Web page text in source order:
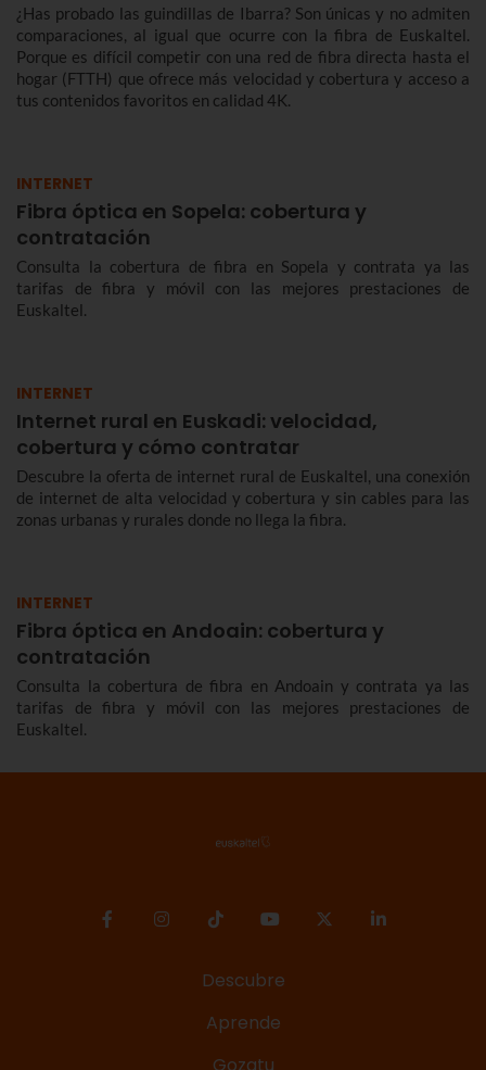
¿Has probado las guindillas de Ibarra? Son únicas y no admiten
comparaciones, al igual que ocurre con la fibra de Euskaltel.
Porque es difícil competir con una red de fibra directa hasta el
hogar (FTTH) que ofrece más velocidad y cobertura y acceso a
tus contenidos favoritos en calidad 4K.
INTERNET
Fibra óptica en Sopela: cobertura y
contratación
Consulta la cobertura de fibra en Sopela y contrata ya las
tarifas de fibra y móvil con las mejores prestaciones de
Euskaltel.
INTERNET
Internet rural en Euskadi: velocidad,
cobertura y cómo contratar
Descubre la oferta de internet rural de Euskaltel, una conexión
de internet de alta velocidad y cobertura y sin cables para las
zonas urbanas y rurales donde no llega la fibra.
INTERNET
Fibra óptica en Andoain: cobertura y
contratación
Consulta la cobertura de fibra en Andoain y contrata ya las
tarifas de fibra y móvil con las mejores prestaciones de
Euskaltel.
Descubre
Aprende